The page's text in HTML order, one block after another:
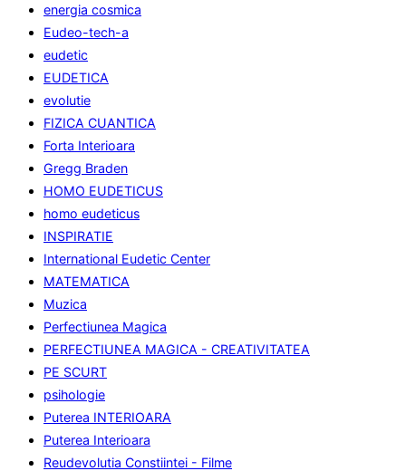
energia cosmica
Eudeo-tech-a
eudetic
EUDETICA
evolutie
FIZICA CUANTICA
Forta Interioara
Gregg Braden
HOMO EUDETICUS
homo eudeticus
INSPIRATIE
International Eudetic Center
MATEMATICA
Muzica
Perfectiunea Magica
PERFECTIUNEA MAGICA - CREATIVITATEA
PE SCURT
psihologie
Puterea INTERIOARA
Puterea Interioara
Reudevolutia Constiintei - Filme